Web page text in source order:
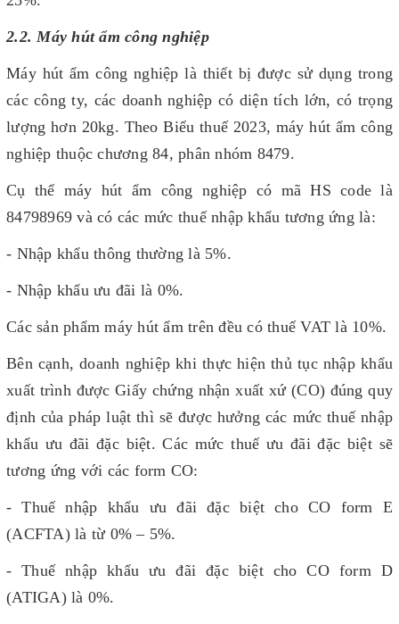
2.2. Máy hút ẩm công nghiệp
Máy hút ẩm công nghiệp là thiết bị được sử dụng trong
các công ty, các doanh nghiệp có diện tích lớn, có trọng
lượng hơn 20kg. Theo Biểu thuế 2023, máy hút ẩm công
nghiệp thuộc chương 84, phân nhóm 8479.
Cụ thể máy hút ẩm công nghiệp có mã HS code là
84798969 và có các mức thuế nhập khẩu tương ứng là:
- Nhập khẩu thông thường là 5%.
- Nhập khẩu ưu đãi là 0%.
Các sản phẩm máy hút ẩm trên đều có thuế VAT là 10%.
Bên cạnh, doanh nghiệp khi thực hiện thủ tục nhập khẩu
xuất trình được Giấy chứng nhận xuất xứ (CO) đúng quy
định của pháp luật thì sẽ được hưởng các mức thuế nhập
khẩu ưu đãi đặc biệt. Các mức thuế ưu đãi đặc biệt sẽ
tương ứng với các form CO:
- Thuế nhập khẩu ưu đãi đặc biệt cho CO form E
(ACFTA) là từ 0% – 5%.
- Thuế nhập khẩu ưu đãi đặc biệt cho CO form D
(ATIGA) là 0%.